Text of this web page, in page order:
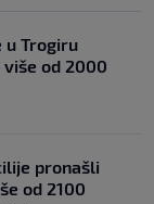
u Trogiru
od 2000
pronašli
od 2100